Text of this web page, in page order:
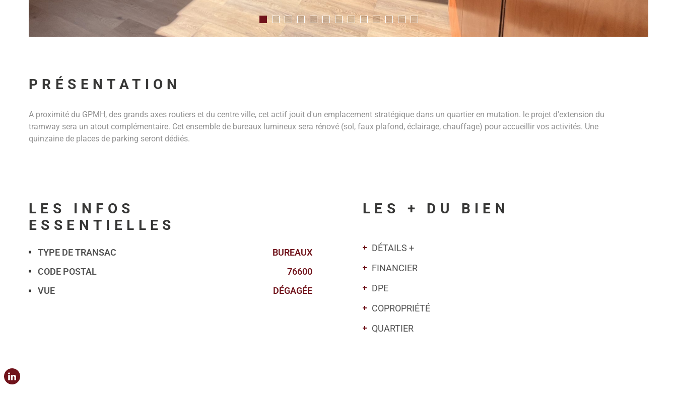
PRÉSENTATION
A proximité du GPMH, des grands axes routiers et du centre ville, cet actif jouit d'un emplacement stratégique dans un quartier en mutation. le projet d'extension du
tramway sera un atout complémentaire. Cet ensemble de bureaux lumineux sera rénové (sol, faux plafond, éclairage, chauffage) pour accueillir vos activités. Une
quinzaine de places de parking seront dédiés.
LES INFOS
ESSENTIELLES
Caractérisque Valeurs
TYPE DE TRANSAC
BUREAUX
CODE POSTAL
76600
VUE
DÉGAGÉE
LES + DU BIEN
DÉTAILS +
FINANCIER
DPE
COPROPRIÉTÉ
QUARTIER